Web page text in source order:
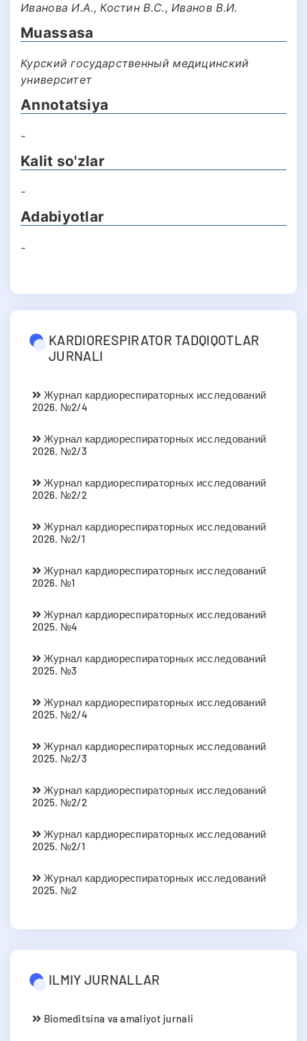
Иванова И.А., Костин В.С., Иванов В.И.
Muassasa
Курский государственный медицинский
университет
Annotatsiya
-
Kalit so'zlar
-
Adabiyotlar
-
KARDIORESPIRATOR TADQIQOTLAR
JURNALI
Журнал кардиореспираторных исследований
2026. №2/4
Журнал кардиореспираторных исследований
2026. №2/3
Журнал кардиореспираторных исследований
2026. №2/2
Журнал кардиореспираторных исследований
2026. №2/1
Журнал кардиореспираторных исследований
2026. №1
Журнал кардиореспираторных исследований
2025. №4
Журнал кардиореспираторных исследований
2025. №3
Журнал кардиореспираторных исследований
2025. №2/4
Журнал кардиореспираторных исследований
2025. №2/3
Журнал кардиореспираторных исследований
2025. №2/2
Журнал кардиореспираторных исследований
2025. №2/1
Журнал кардиореспираторных исследований
2025. №2
ILMIY JURNALLAR
Biomeditsina va amaliyot jurnali